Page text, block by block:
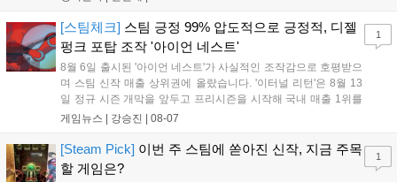
기억을 되찾기라도 한 듯 1,...
[스팀체크] 스팀 긍정 99% 압도적으로 긍정적, 디젤
펑크 포탑 조작 '아이언 네스트'
8월 6일 출시된 '아이언 네스트'가 사실적인 조작감으로 호평받으
며 스팀 신작 매출 상위권에 올랐습니다. '이터널 리턴'은 8월 13
일 정규 시즌 개막을 앞두고 프리시즌을 시작해 국내 매출 1위를
기록했습니다. 25주년을 맞은 '고스트 리콘' 시리즈는 8월 6일 쇼
'마블 투혼: 파이팅 소울즈'와 레트로 수리 시뮬레이션 '리스토
리'도 스팀에 정식 출시되었습니다....
게임뉴스 | 강승진 08-07
1
[Steam Pick] 이번 주 스팀에 쏟아진 신작, 지금 주목
할 게임은?
1